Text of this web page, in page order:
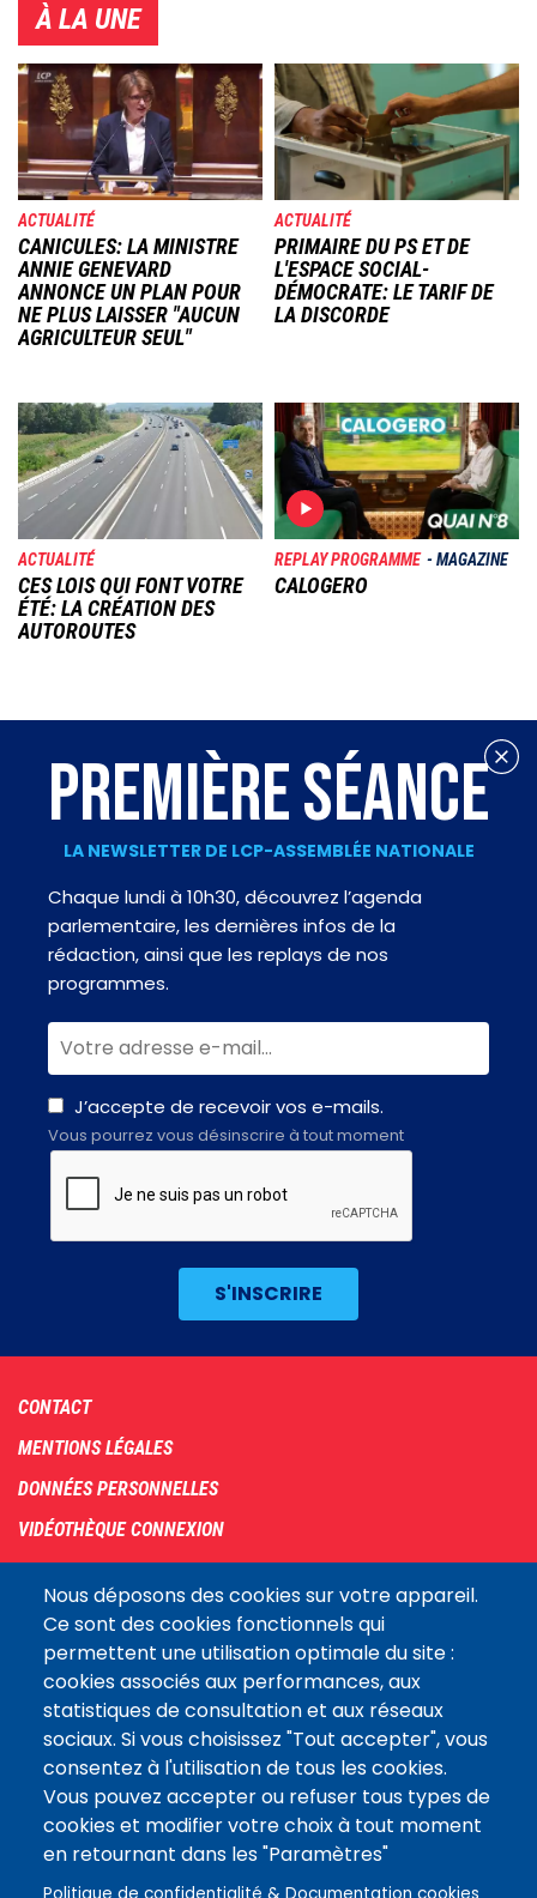
À LA UNE
Image
ACTUALITÉ
CANICULES: LA MINISTRE
ANNIE GENEVARD
ANNONCE UN PLAN POUR
NE PLUS LAISSER "AUCUN
AGRICULTEUR SEUL"
Image
ACTUALITÉ
PRIMAIRE DU PS ET DE
L'ESPACE SOCIAL-
DÉMOCRATE: LE TARIF DE
LA DISCORDE
Image
ACTUALITÉ
CES LOIS QUI FONT VOTRE
ÉTÉ: LA CRÉATION DES
AUTOROUTES
Image
REPLAY PROGRAMME MAGAZINE
CALOGERO
Nous déposons des cookies sur votre appareil.
Ce sont des cookies fonctionnels qui
permettent une utilisation optimale du site :
cookies associés aux performances, aux
statistiques de consultation et aux réseaux
sociaux. Si vous choisissez "Tout accepter", vous
consentez à l'utilisation de tous les cookies.
Vous pouvez accepter ou refuser tous types de
cookies et modifier votre choix à tout moment
en retournant dans les "Paramètres"
PREMIÈRE SÉANCE
LA NEWSLETTER DE LCP-ASSEMBLÉE NATIONALE
Chaque lundi à 10h30, découvrez l’agenda
parlementaire, les dernières infos de la
rédaction, ainsi que les replays de nos
programmes.
J’accepte de recevoir vos e-mails.
Vous pourrez vous désinscrire à tout moment
Footer
menu
CONTACT
MENTIONS LÉGALES
DONNÉES PERSONNELLES
VIDÉOTHÈQUE CONNEXION
COOKIES
Assemblée
nationaleLE SITE DE L’ASSEMBLÉE NATIONALE
Suivez-nous